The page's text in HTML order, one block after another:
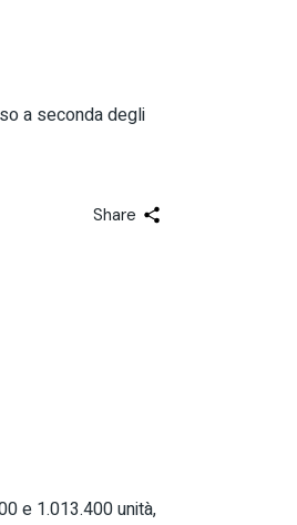
a seconda degli
Share
e 1.013.400 unità,